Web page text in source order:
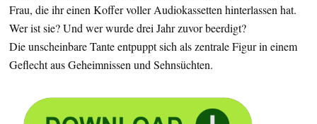
Frau, die ihr einen Koffer voller Audiokassetten hinterlassen hat.
Wer ist sie? Und wer wurde drei Jahr zuvor beerdigt?
Die unscheinbare Tante entpuppt sich als zentrale Figur in einem
Geflecht aus Geheimnissen und Sehnsüchten.